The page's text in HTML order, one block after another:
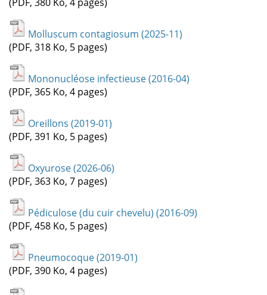
Molluscum contagiosum (2025-11)
(PDF, 318 Ko, 5 pages)
Mononucléose infectieuse (2016-04)
(PDF, 365 Ko, 4 pages)
Oreillons (2019-01)
(PDF, 391 Ko, 5 pages)
Oxyurose (2026-06)
(PDF, 363 Ko, 7 pages)
Pédiculose (du cuir chevelu) (2016-09)
(PDF, 458 Ko, 5 pages)
Pneumocoque (2019-01)
(PDF, 390 Ko, 4 pages)